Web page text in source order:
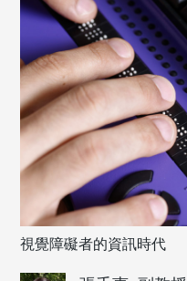
視覺障礙者的資訊時代